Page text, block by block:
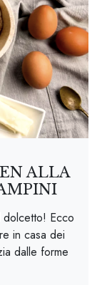
ALLA
dolcetto! Ecco
in casa dei
dalle forme